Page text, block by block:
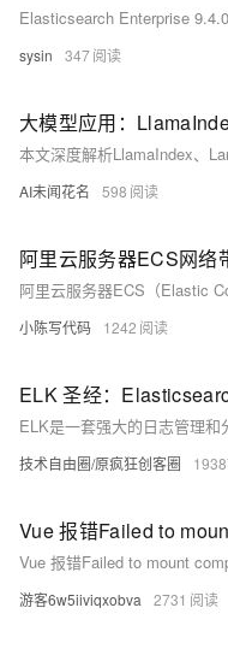
sysin 347
AI未闻花名 598
小陈写代码 1242
技术自由圈/原疯狂创客圈
游客6w5iiviqxobva 2731